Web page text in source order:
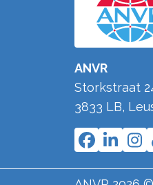
ANVR
Storkstraat
3833 LB,